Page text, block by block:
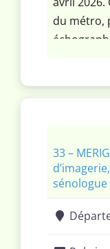
du métro,
sondes, 1
33 –